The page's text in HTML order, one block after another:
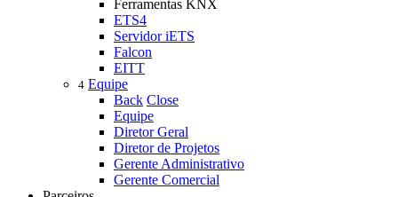
Ferramentas KNX
ETS4
Servidor iETS
Falcon
EITT
4 Equipe
Back Close
Equipe
Diretor Geral
Diretor de Projetos
Gerente Administrativo
Gerente Comercial